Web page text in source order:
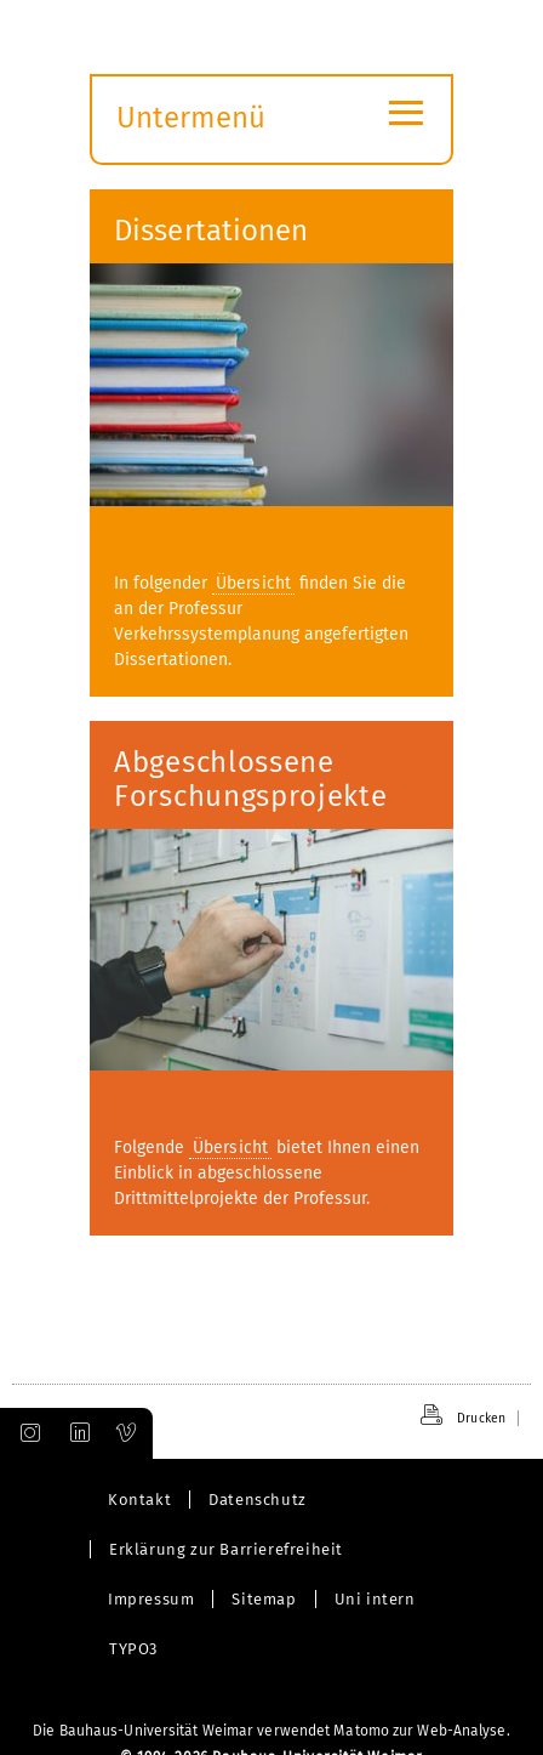
Untermenü
öffnen
≡
Dissertationen
In folgender Übersicht finden Sie die
an der Professur
Verkehrssystemplanung angefertigten
Dissertationen.
Abgeschlossene
Forschungsprojekte
Folgende Übersicht bietet Ihnen einen
Einblick in abgeschlossene
Drittmittelprojekte der Professur.
Drucken
Kontakt Datenschutz
Erklärung zur Barrierefreiheit
Impressum Sitemap Uni intern
TYPO3
Die Bauhaus-Universität Weimar verwendet Matomo zur Web-Analyse.